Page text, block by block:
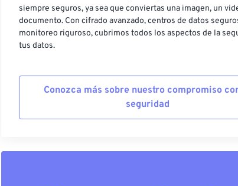
siempre seguros, ya sea que conviertas una imagen, un
documento. Con cifrado avanzado, centros de datos
monitoreo riguroso, cubrimos todos los aspectos de la
tus datos.
Conozca más sobre nuestro compromiso
seguridad